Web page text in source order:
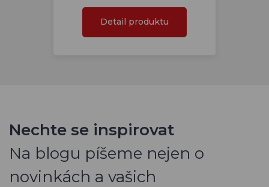
Detail produktu
Nechte se inspirovat
Na blogu píšeme nejen o
novinkách a vašich